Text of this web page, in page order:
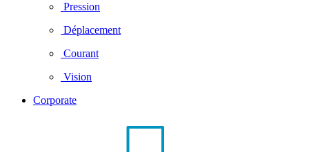
Pression
Déplacement
Courant
Vision
Corporate